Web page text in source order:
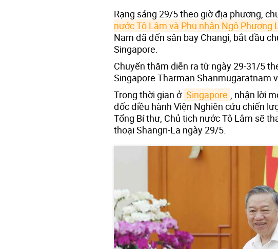
Rạng sáng 29/5 theo giờ địa phương,
nước Tô Lâm và Phu nhân Ngô Phương
Nam đã đến sân bay Changi, bắt đầu
Singapore.
Chuyến thăm diễn ra từ ngày 29-31/5
Singapore Tharman Shanmugaratnam
Trong thời gian ở Singapore , nhận lời
đốc điều hành Viện Nghiên cứu chiến
Tổng Bí thư, Chủ tịch nước Tô Lâm sẽ
thoại Shangri-La ngày 29/5.